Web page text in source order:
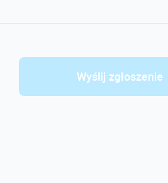
Wyślij zgłoszenie